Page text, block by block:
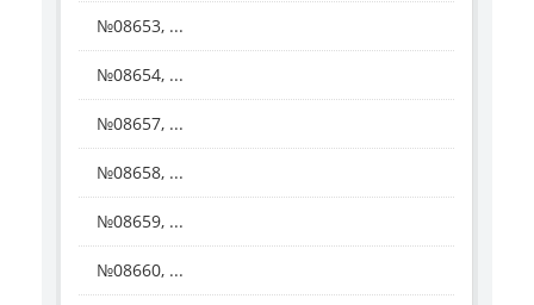
№08653, ...
№08654, ...
№08657, ...
№08658, ...
№08659, ...
№08660, ...